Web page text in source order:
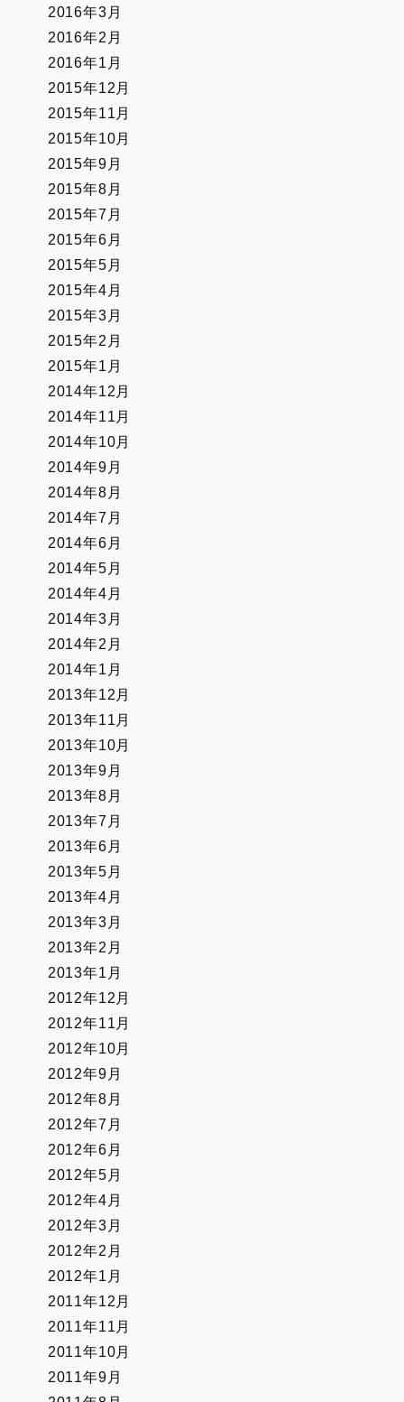
2016年3月
2016年2月
2016年1月
2015年12月
2015年11月
2015年10月
2015年9月
2015年8月
2015年7月
2015年6月
2015年5月
2015年4月
2015年3月
2015年2月
2015年1月
2014年12月
2014年11月
2014年10月
2014年9月
2014年8月
2014年7月
2014年6月
2014年5月
2014年4月
2014年3月
2014年2月
2014年1月
2013年12月
2013年11月
2013年10月
2013年9月
2013年8月
2013年7月
2013年6月
2013年5月
2013年4月
2013年3月
2013年2月
2013年1月
2012年12月
2012年11月
2012年10月
2012年9月
2012年8月
2012年7月
2012年6月
2012年5月
2012年4月
2012年3月
2012年2月
2012年1月
2011年12月
2011年11月
2011年10月
2011年9月